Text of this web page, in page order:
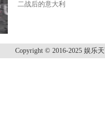
二战后的意大利
Copyright © 2016-2025 娱乐